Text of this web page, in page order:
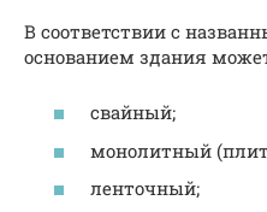
В соответствии с
основанием здания
свайный;
монолитный
ленточный;